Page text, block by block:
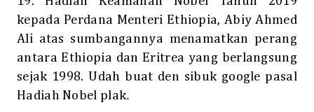
kepada Perdana Menteri Ethiopia, Abiy Ahmed
Ali atas sumbangannya menamatkan perang
antara Ethiopia dan Eritrea yang berlangsung
sejak 1998. Udah buat den sibuk google pasal
Hadiah Nobel plak.